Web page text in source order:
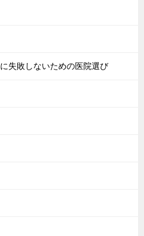
失敗しないための医院選び